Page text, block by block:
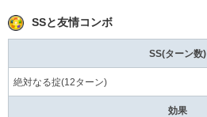
SSと友情コンボ
SS(ターン数)
絶対なる掟(12ターン)
効果